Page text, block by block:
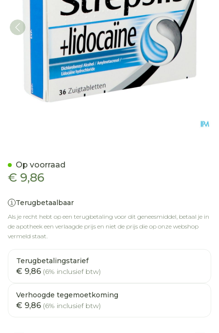
€ 9,86
Terugbetaalbaar
Als je recht hebt op een terugbetaling voor dit geneesmiddel, betaal je in
de apotheek een verlaagde prijs en niet de prijs die op onze webshop
vermeld staat.
Terugbetalingstarief
€ 9,86 (6% inclusief btw)
Verhoogde tegemoetkoming
€ 9,86 (6% inclusief btw)
Op voorraad